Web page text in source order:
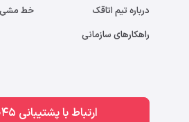
درباره تیم اتاقک
راهکارهای سازمانی
خط مشی
ارتباط با پشتیبانی 02128111045